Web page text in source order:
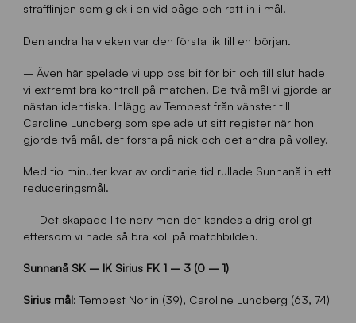
strafflinjen som gick i en vid båge och rätt in i mål.
Den andra halvleken var den första lik till en början.
– Även här spelade vi upp oss bit för bit och till slut hade
vi extremt bra kontroll på matchen. De två mål vi gjorde är
nästan identiska. Inlägg av Tempest från vänster till
Caroline Lundberg som spelade ut sitt register när hon
gjorde två mål, det första på nick och det andra på volley.
Med tio minuter kvar av ordinarie tid rullade Sunnanå in ett
reduceringsmål.
– Det skapade lite nerv men det kändes aldrig oroligt
eftersom vi hade så bra koll på matchbilden.
Sunnanå SK – IK Sirius FK 1 – 3 (0 – 1)
Sirius mål: Tempest Norlin (39), Caroline Lundberg (63, 74)